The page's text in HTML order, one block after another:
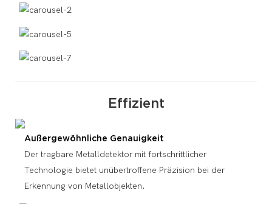
Effizient
Außergewöhnliche Genauigkeit
Der tragbare Metalldetektor mit fortschrittlicher
Technologie bietet unübertroffene Präzision bei der
Erkennung von Metallobjekten.